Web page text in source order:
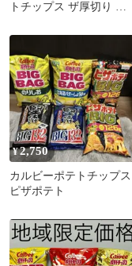
トチップス ザ厚切り の
¥2,750
カルビーポテトチップス
ピザポテト